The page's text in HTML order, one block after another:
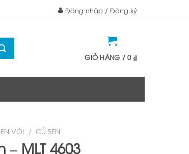
Đăng nhập / Đăng ký
GIỎ HÀNG /0 ₫
VÒI / CỦ SEN
MLT 4603